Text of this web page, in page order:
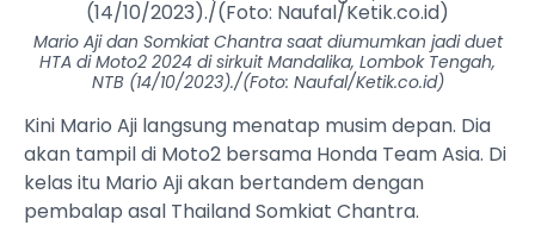
Mario Aji dan Somkiat Chantra saat diumumkan jadi duet
HTA di Moto2 2024 di sirkuit Mandalika, Lombok Tengah,
NTB (14/10/2023)./(Foto: Naufal/Ketik.co.id)
Kini Mario Aji langsung menatap musim depan. Dia
akan tampil di Moto2 bersama Honda Team Asia. Di
kelas itu Mario Aji akan bertandem dengan
pembalap asal Thailand Somkiat Chantra.